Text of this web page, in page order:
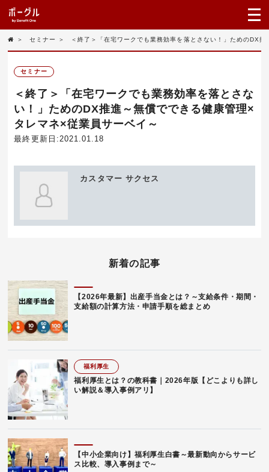
＞ セミナー ＞ ＜終了＞「在宅ワークでも業務効率を落とさない！」ためのDX
セミナー
＜終了＞「在宅ワークでも業務効率を落とさな
い！」ためのDX推進～無償でできる健康管理×
タレマネ×従業員サーベイ～
最終更新日:2021.01.18
カスタマー サクセス
新着の記事
【2026年最新】出産手当金とは？～支給条件・期間・
支給額の計算方法・申請手順を総まとめ
福利厚生
福利厚生とは？の教科書｜2026年版【どこよりも詳し
い解説＆導入事例アリ】
【中小企業向け】福利厚生白書～最新動向からサービ
ス比較、導入事例まで～